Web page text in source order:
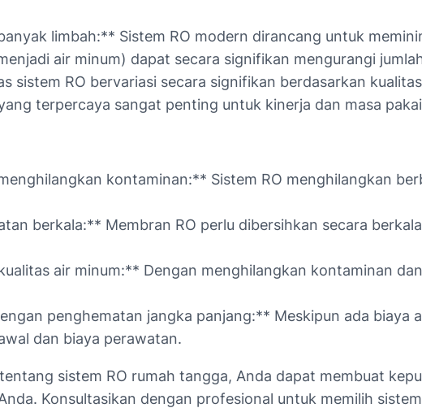
limbah:** Sistem RO modern dirancang untuk
air minum) dapat secara signifikan mengurangi
sistem RO bervariasi secara signifikan berdasarkan
terpercaya sangat penting untuk kinerja dan masa
kontaminan:** Sistem RO menghilangkan
berkala:** Membran RO perlu dibersihkan secara
air minum:** Dengan menghilangkan kontaminan
penghematan jangka panjang:** Meskipun ada biaya
dan biaya perawatan.
sistem RO rumah tangga, Anda dapat membuat
Konsultasikan dengan profesional untuk memilih